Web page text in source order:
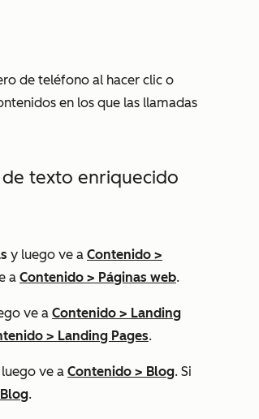
de teléfono al hacer clic o
en los que las llamadas
texto enriquecido
y luego ve a Contenido >
a Contenido > Páginas web.
ve a Contenido > Landing
> Landing Pages.
ve a Contenido > Blog. Si
Blog.